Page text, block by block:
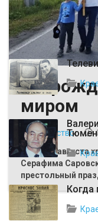
миром
Общество
Первого августа
Серафима
престольный
ВЫБОР
Когда